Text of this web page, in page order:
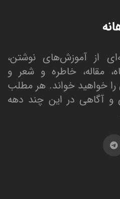
از آموزش‌های نوشتن،
مقاله، خاطره و شعر و
خواهید خواند. هر مطلب
و آگاهی در این چند دهه